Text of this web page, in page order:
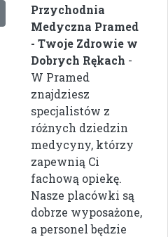
Przychodnia
Medyczna Pramed
- Twoje Zdrowie w
Dobrych Rękach -
W Pramed
znajdziesz
specjalistów z
różnych dziedzin
medycyny, którzy
zapewnią Ci
fachową opiekę.
Nasze placówki są
dobrze wyposażone,
a personel będzie